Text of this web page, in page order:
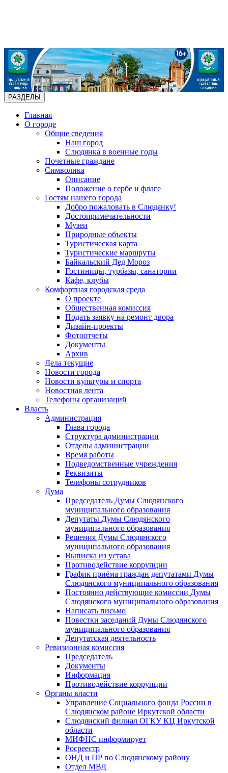
РАЗДЕЛЫ
Главная
О городе
Общие сведения
Наш город
Слюдянка в военные годы
Почетные граждане
Символика
Описание
Положение о гербе и флаге
Гостям нашего города
Добро пожаловать в Слюдянку!
Достопримечательности
Музеи
Природные объекты
Туристическая карта
Туристические маршруты
Байкальский Дед Мороз
Гостиницы, турбазы, санатории
Кафе, клубы
Комфортная городская среда
О проекте
Общественная комиссия
Подать заявку на ремонт двора
Дизайн-проекты
Фотоотчеты
Документы
Архив
Дела текущие
Новости города
Новости культуры и спорта
Новостная лента
Телефоны организаций
Власть
Администрация
Глава города
Структура администрации
Отделы администрации
Время работы
Подведомственные учреждения
Реквизиты
Телефоны сотрудников
Дума
Председатель Думы Слюдянского
муниципального образования
Депутаты Думы Слюдянского
муниципального образования
Решения Думы Слюдянского
муниципального образования
Выписка из устава
Противодействие коррупции
График приёма граждан депутатами Думы
Слюдянского муниципального образования
Постоянно действующие комиссии Думы
Слюдянского муниципального образования
Написать письмо
Повестки заседаний Думы Слюдянского
муниципального образования
Депутатская деятельность
Ревизионная комиссия
Председатель
Документы
Информация
Противодействие коррупции
Органы власти
Управление Социального фонда России в
Слюдянском районе Иркутской области
Слюдянский филиал ОГКУ КЦ Иркутской
области
МИФНС информирует
Росреестр
ОНД и ПР по Слюдянскому району
Отдел МВД